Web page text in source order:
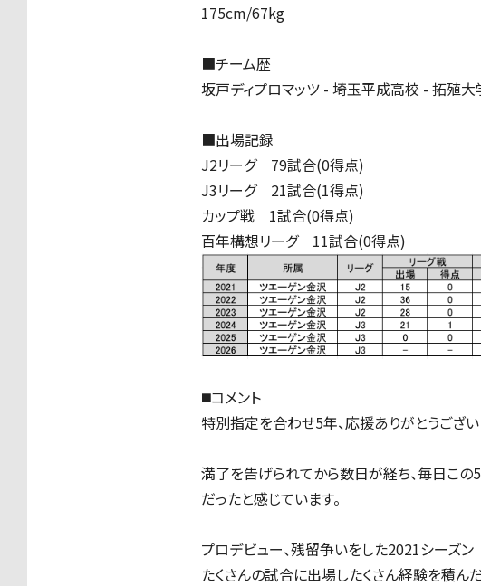
175cm/67kg
■チーム歴
坂戸ディプロマッツ - 埼玉平成高校 - 拓殖
■出場記録
J2リーグ 79試合(0得点)
J3リーグ 21試合(1得点)
カップ戦 1試合(0得点)
百年構想リーグ 11試合(0得点)
◼️コメント
特別指定を合わせ5年、応援ありがとうござい
満了を告げられてから数日が経ち、毎日この
だったと感じています。
プロデビュー、残留争いをした2021シーズン
たくさんの試合に出場したくさん経験を積ん